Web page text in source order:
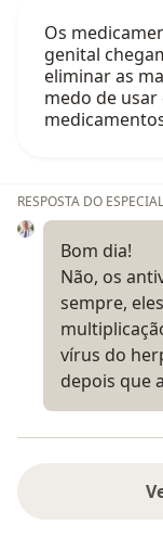
Os
genital
eliminar as
medo de
RESPOSTA DO
Bom dia!
Não, os
sempre,
vírus do
depois que